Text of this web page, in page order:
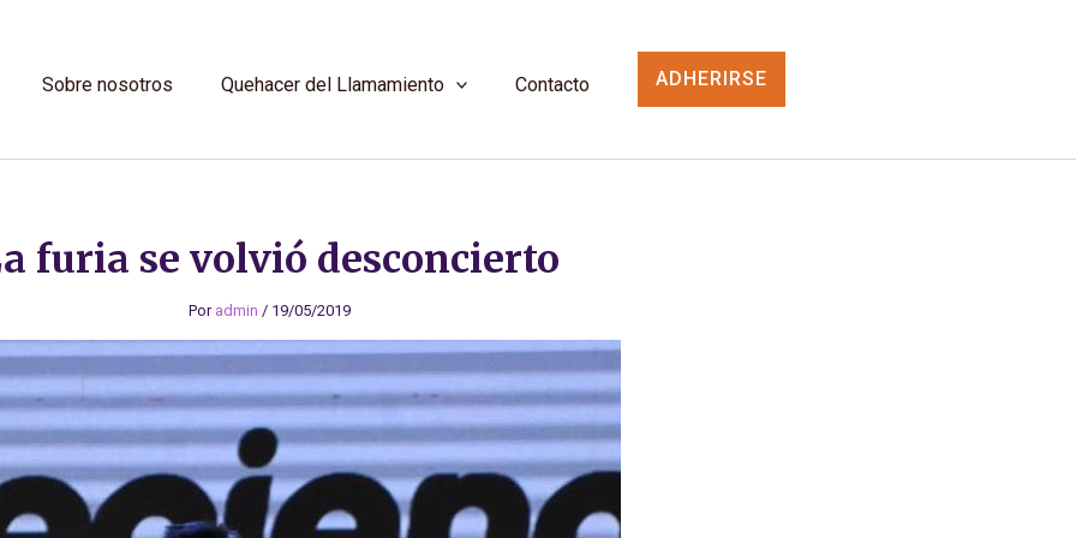
Sobre nosotros Quehacer del Llamamiento Contacto ADHERIRSE
furia se volvió desconcierto
Por admin / 19/05/2019